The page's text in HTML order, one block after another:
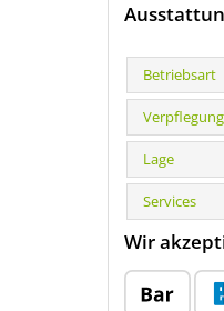
Betriebsart
Lage
Services
Wir